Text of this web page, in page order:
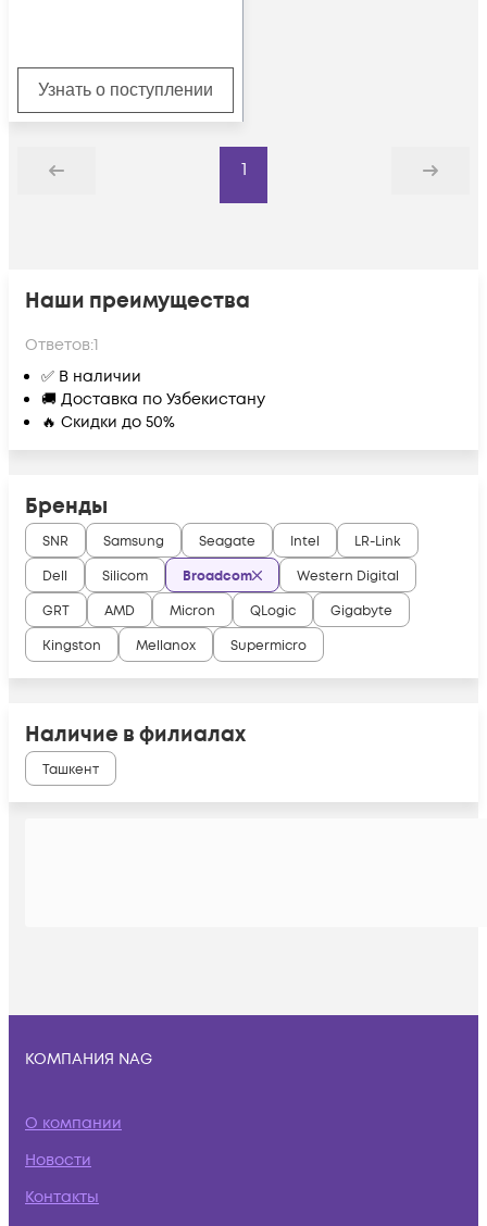
Узнать о поступлении
Назад
1
Дальше
Наши преимущества
Ответов:1
✅ В наличии
🚚 Доставка по Узбекистану
🔥 Скидки до 50%
Бренды
SNR Samsung Seagate Intel
LR-Link
Dell
Silicom Broadcom
Western Digital
GRT
AMD Micron QLogic
Gigabyte
Kingston
Mellanox Supermicro
Наличие в филиалах
Ташкент
КОМПАНИЯ NAG
О компании
Новости
Контакты